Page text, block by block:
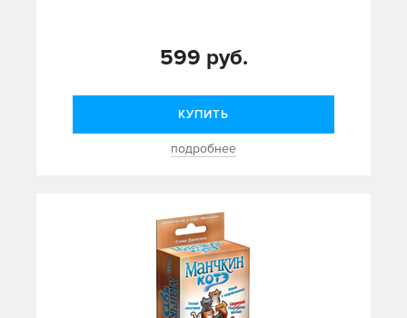
599 руб.
КУПИТЬ
подробнее